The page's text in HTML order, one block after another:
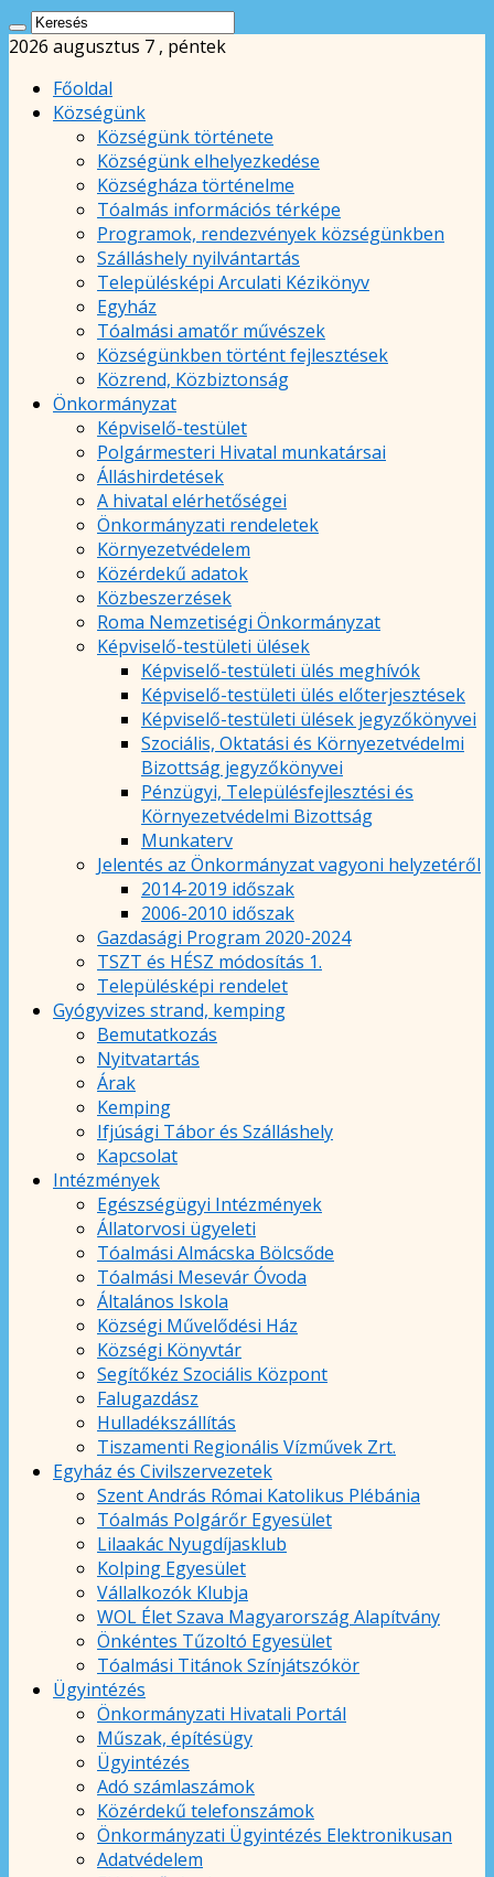
2026 augusztus 7 , péntek
Főoldal
Községünk
Községünk története
Községünk elhelyezkedése
Községháza történelme
Tóalmás információs térképe
Programok, rendezvények községünkben
Szálláshely nyilvántartás
Településképi Arculati Kézikönyv
Egyház
Tóalmási amatőr művészek
Községünkben történt fejlesztések
Közrend, Közbiztonság
Önkormányzat
Képviselő-testület
Polgármesteri Hivatal munkatársai
Álláshirdetések
A hivatal elérhetőségei
Önkormányzati rendeletek
Környezetvédelem
Közérdekű adatok
Közbeszerzések
Roma Nemzetiségi Önkormányzat
Képviselő-testületi ülések
Képviselő-testületi ülés meghívók
Képviselő-testületi ülés előterjesztések
Képviselő-testületi ülések jegyzőkönyvei
Szociális, Oktatási és Környezetvédelmi
Bizottság jegyzőkönyvei
Pénzügyi, Településfejlesztési és
Környezetvédelmi Bizottság
Munkaterv
Jelentés az Önkormányzat vagyoni helyzetéről
2014-2019 időszak
2006-2010 időszak
Gazdasági Program 2020-2024
TSZT és HÉSZ módosítás 1.
Településképi rendelet
Gyógyvizes strand, kemping
Bemutatkozás
Nyitvatartás
Árak
Kemping
Ifjúsági Tábor és Szálláshely
Kapcsolat
Intézmények
Egészségügyi Intézmények
Állatorvosi ügyeleti
Tóalmási Almácska Bölcsőde
Tóalmási Mesevár Óvoda
Általános Iskola
Községi Művelődési Ház
Községi Könyvtár
Segítőkéz Szociális Központ
Falugazdász
Hulladékszállítás
Tiszamenti Regionális Vízművek Zrt.
Egyház és Civilszervezetek
Szent András Római Katolikus Plébánia
Tóalmás Polgárőr Egyesület
Lilaakác Nyugdíjasklub
Kolping Egyesület
Vállalkozók Klubja
WOL Élet Szava Magyarország Alapítvány
Önkéntes Tűzoltó Egyesület
Tóalmási Titánok Színjátszókör
Ügyintézés
Önkormányzati Hivatali Portál
Műszak, építésügy
Ügyintézés
Adó számlaszámok
Közérdekű telefonszámok
Önkormányzati Ügyintézés Elektronikusan
Adatvédelem